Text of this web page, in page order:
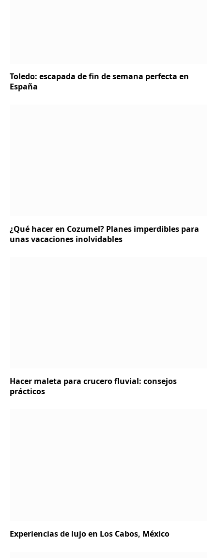
Toledo: escapada de fin de semana perfecta en
España
¿Qué hacer en Cozumel? Planes imperdibles para
unas vacaciones inolvidables
Hacer maleta para crucero fluvial: consejos
prácticos
Experiencias de lujo en Los Cabos, México